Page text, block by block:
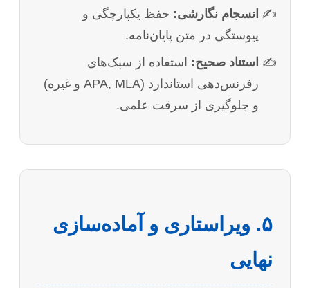
انسجام نگارشی: حفظ یکپارچگی و
پیوستگی در متن پایان‌نامه.
استناد صحیح: استفاده از سبک‌های
رفرنس‌دهی استاندارد (APA, MLA و غیره)
و جلوگیری از سرقت علمی.
۵. ویراستاری و آماده‌سازی
نهایی